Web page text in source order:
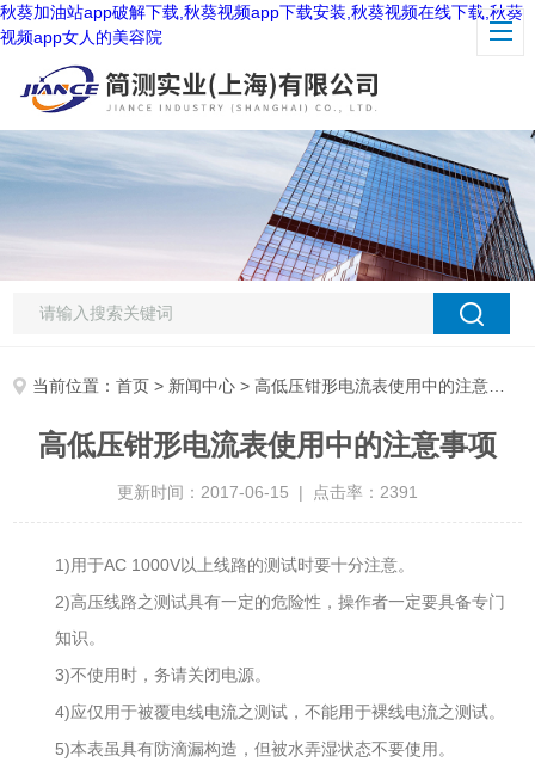
秋葵加油站app破解下载,秋葵视频app下载安装,秋葵视频在线下载,秋葵
视频app女人的美容院
当前位置：首页 > 新闻中心 > 高低压钳形电流表使用中的注意事项
高低压钳形电流表使用中的注意事项
更新时间：2017-06-15 | 点击率：2391
1)用于AC 1000V以上线路的测试时要十分注意。
2)高压线路之测试具有一定的危险性，操作者一定要具备专门
知识。
3)不使用时，务请关闭电源。
4)应仅用于被覆电线电流之测试，不能用于裸线电流之测试。
5)本表虽具有防滴漏构造，但被水弄湿状态不要使用。